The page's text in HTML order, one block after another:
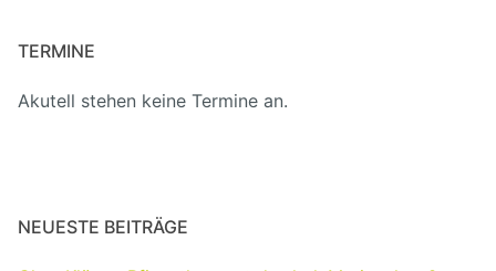
TERMINE
Akutell stehen keine Termine an.
NEUESTE BEITRÄGE